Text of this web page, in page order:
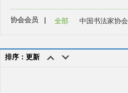
协会会员 | 全部 中国书法家协会
排序：更新